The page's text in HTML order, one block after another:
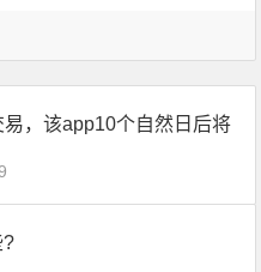
，该app10个自然日后将
?